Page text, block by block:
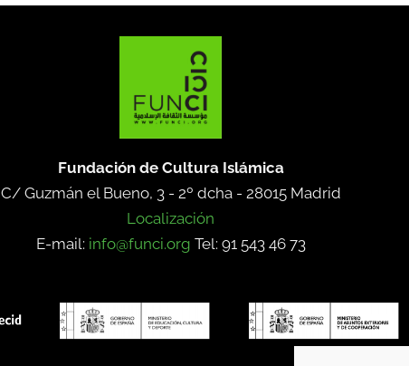
Fundación de Cultura Islámica
C/ Guzmán el Bueno, 3 - 2º dcha - 28015 Madrid
Localización
E-mail: info@funci.org Tel: 91 543 46 73